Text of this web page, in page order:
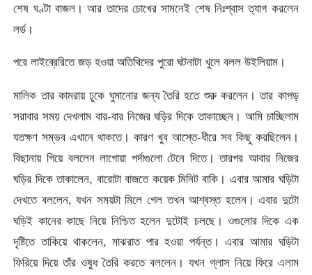
শেষ ঘণ্টা বাজল। আর তাদের চোখের সামনেই শেষ নিঃশ্বাস ত্যাগ করলেন
লর্ড।
পরে লাইব্রেরিতে জড় হওয়া অতিথিদের পুরো ঘটনাটা খুলে বলল উইলিয়াম।
মালিক তার কামরায় ঢুকে ঘুমানোর জন্য তৈরি হতে শুরু করলেন। তার কাপড়
সরাবার সময় দেখলাম বার-বার নিজের ঘড়ির দিকে তাকাচ্ছেন। আমি চাচ্ছিলাম
যতক্ষণ সম্ভব এখানে থাকতে। কারণ খুব আস্তে-ধীরে সব কিছু করছিলেন।
বিছানায় গিয়ে বললেন লাগোয়া পর্দাগুলো টেনে দিতে। তারপর আবার নিজের
ঘড়ির দিকে তাকালেন, বারোটা বাজতে কয়েক মিনিট বাকি। এবার আমার ঘড়িটা
দেখতে বললেন, যখন সময়টা মিলে গেল তখন আশ্বস্ত হলেন। এবার দুটো
ঘড়িই কানের কাছে নিয়ে নিশ্চিত হলেন দুটোই চলছে। ওগুলোর দিকে এক
দৃষ্টিতে তাকিয়ে থাকলেন, মাঝরাত পার হওয়া পর্যন্ত। এবার আমার ঘড়িটা
ফিরিয়ে দিয়ে তাঁর ওষুধ তৈরি করতে বললেন। যখন গ্লাস নিয়ে ফিরে এলাম